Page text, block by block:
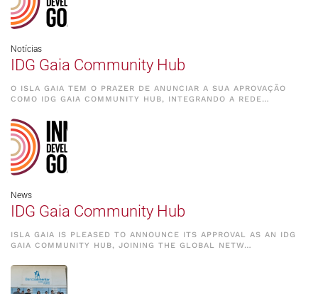
Notícias
IDG Gaia Community Hub
O ISLA GAIA TEM O PRAZER DE ANUNCIAR A SUA APROVAÇÃO
COMO IDG GAIA COMMUNITY HUB, INTEGRANDO A REDE…
News
IDG Gaia Community Hub
ISLA GAIA IS PLEASED TO ANNOUNCE ITS APPROVAL AS AN IDG
GAIA COMMUNITY HUB, JOINING THE GLOBAL NETW…